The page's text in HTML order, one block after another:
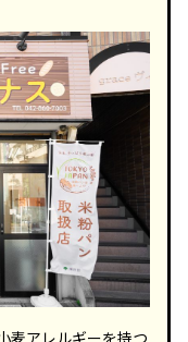
麦アレルギーを持つ